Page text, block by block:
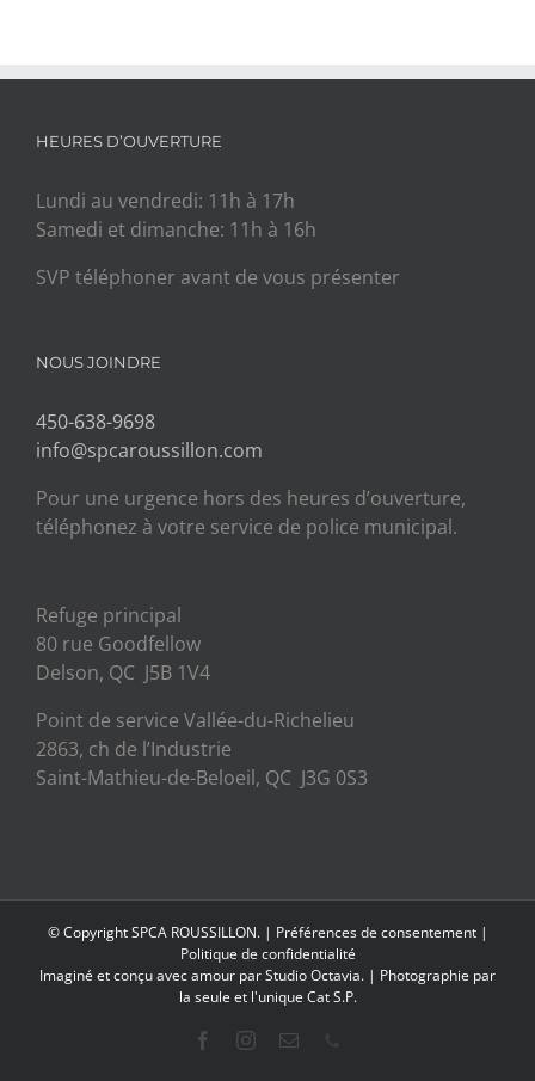
HEURES D’OUVERTURE
Lundi au vendredi: 11h à 17h
Samedi et dimanche: 11h à 16h
SVP téléphoner avant de vous présenter
NOUS JOINDRE
450-638-9698
info@spcaroussillon.com
Pour une urgence hors des heures d’ouverture,
téléphonez à votre service de police municipal.
Refuge principal
80 rue Goodfellow
Delson, QC J5B 1V4
Point de service Vallée-du-Richelieu
2863, ch de l’Industrie
Saint-Mathieu-de-Beloeil, QC J3G 0S3
© Copyright SPCA ROUSSILLON. | Préférences de consentement|
Politique de confidentialité
Imaginé et conçu avec amour parStudio Octavia. | Photographie par
la seule et l'unique Cat S.P.
FacebookInstagram
Email